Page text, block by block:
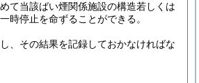
て当該ばい煙関係施設の構造若しくは
時停止を命ずることができる。
、その結果を記録しておかなければな